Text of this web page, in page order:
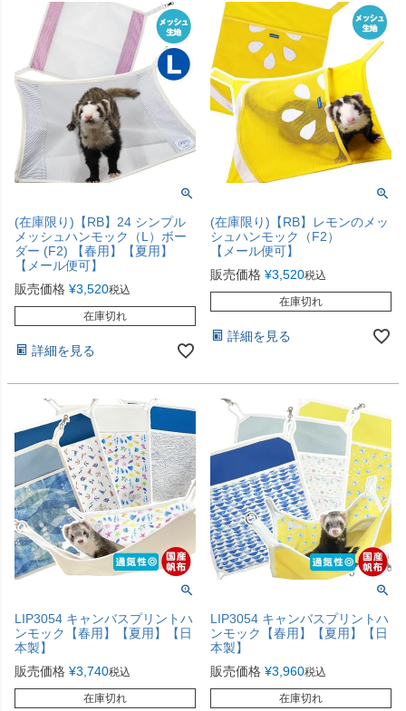
(在庫限り)【RB】24 シンプル
メッシュハンモック（L）ボー
ダー (F2) 【春用】【夏用】
【メール便可】
販売価格 ¥3,520税込
在庫切れ
詳細を見る
(在庫限り)【RB】レモンのメッ
シュハンモック（F2）
【メール便可】
販売価格 ¥3,520税込
在庫切れ
詳細を見る
LIP3054 キャンバスプリントハ
ンモック【春用】【夏用】【日
本製】
販売価格 ¥3,740税込
在庫切れ
LIP3054 キャンバスプリントハ
ンモック【春用】【夏用】【日
本製】
販売価格 ¥3,960税込
在庫切れ